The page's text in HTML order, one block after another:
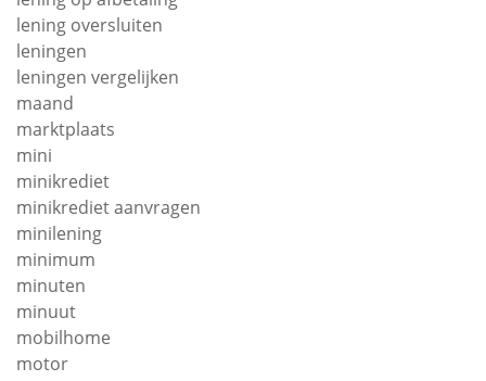
lening oversluiten
leningen
leningen vergelijken
maand
marktplaats
mini
minikrediet
minikrediet aanvragen
minilening
minimum
minuten
minuut
mobilhome
motor